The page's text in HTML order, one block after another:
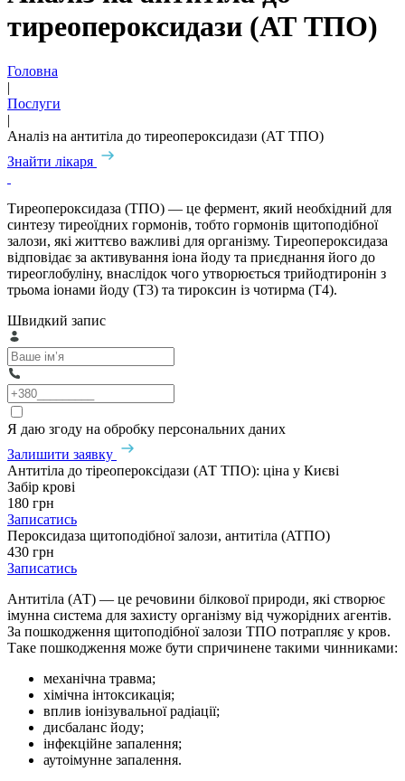
тиреопероксидази (АТ ТПО)
Головна
|
Послуги
|
Аналіз на антитіла до тиреопероксидази (АТ ТПО)
Знайти лікаря
Тиреопероксидаза (ТПО) — це фермент, який необхідний для
синтезу тиреоїдних гормонів, тобто гормонів щитоподібної
залози, які життєво важливі для організму. Тиреопероксидаза
відповідає за активування іона йоду та приєднання його до
тиреоглобуліну, внаслідок чого утворюється трийодтиронін з
трьома іонами йоду (Т3) та тироксин із чотирма (Т4).
Швидкий запис
Я даю згоду на обробку персональних даних
Залишити заявку
Антитіла до тіреопероксідази (АТ ТПО): ціна у Києві
Забір крові
180 грн
Записатись
Пероксидаза щитоподібної залози, антитіла (ATПO)
430 грн
Записатись
Антитіла (АТ) — це речовини білкової природи, які створює
імунна система для захисту організму від чужорідних агентів.
За пошкодження щитоподібної залози ТПО потрапляє у кров.
Таке пошкодження може бути спричинене такими чинниками:
механічна травма;
хімічна інтоксикація;
вплив іонізувальної радіації;
дисбаланс йоду;
інфекційне запалення;
аутоімунне запалення.